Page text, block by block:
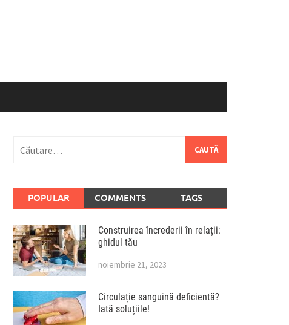
după:
POPULAR COMMENTS TAGS
Construirea încrederii în relații:
ghidul tău
noiembrie 21, 2023
Circulație sanguină deficientă?
Iată soluțiile!